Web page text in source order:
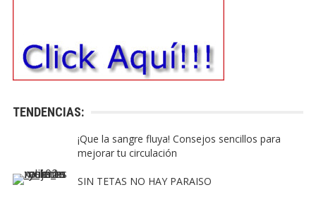
TENDENCIAS:
¡Que la sangre fluya! Consejos sencillos para
mejorar tu circulación
SIN TETAS NO HAY PARAISO